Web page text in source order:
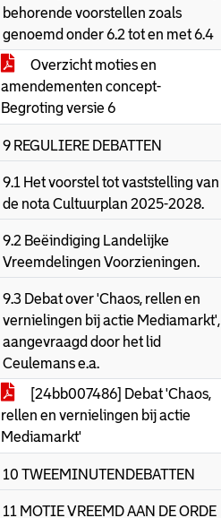
behorende voorstellen zoals
genoemd onder 6.2 tot en met 6.4
Overzicht moties en
amendementen concept-
Begroting versie 6
9 REGULIERE DEBATTEN
9.1 Het voorstel tot vaststelling van
de nota Cultuurplan 2025-2028.
9.2 Beëindiging Landelijke
Vreemdelingen Voorzieningen.
9.3 Debat over 'Chaos, rellen en
vernielingen bij actie Mediamarkt',
aangevraagd door het lid
Ceulemans e.a.
[24bb007486] Debat 'Chaos,
rellen en vernielingen bij actie
Mediamarkt'
10 TWEEMINUTENDEBATTEN
11 MOTIE VREEMD AAN DE ORDE